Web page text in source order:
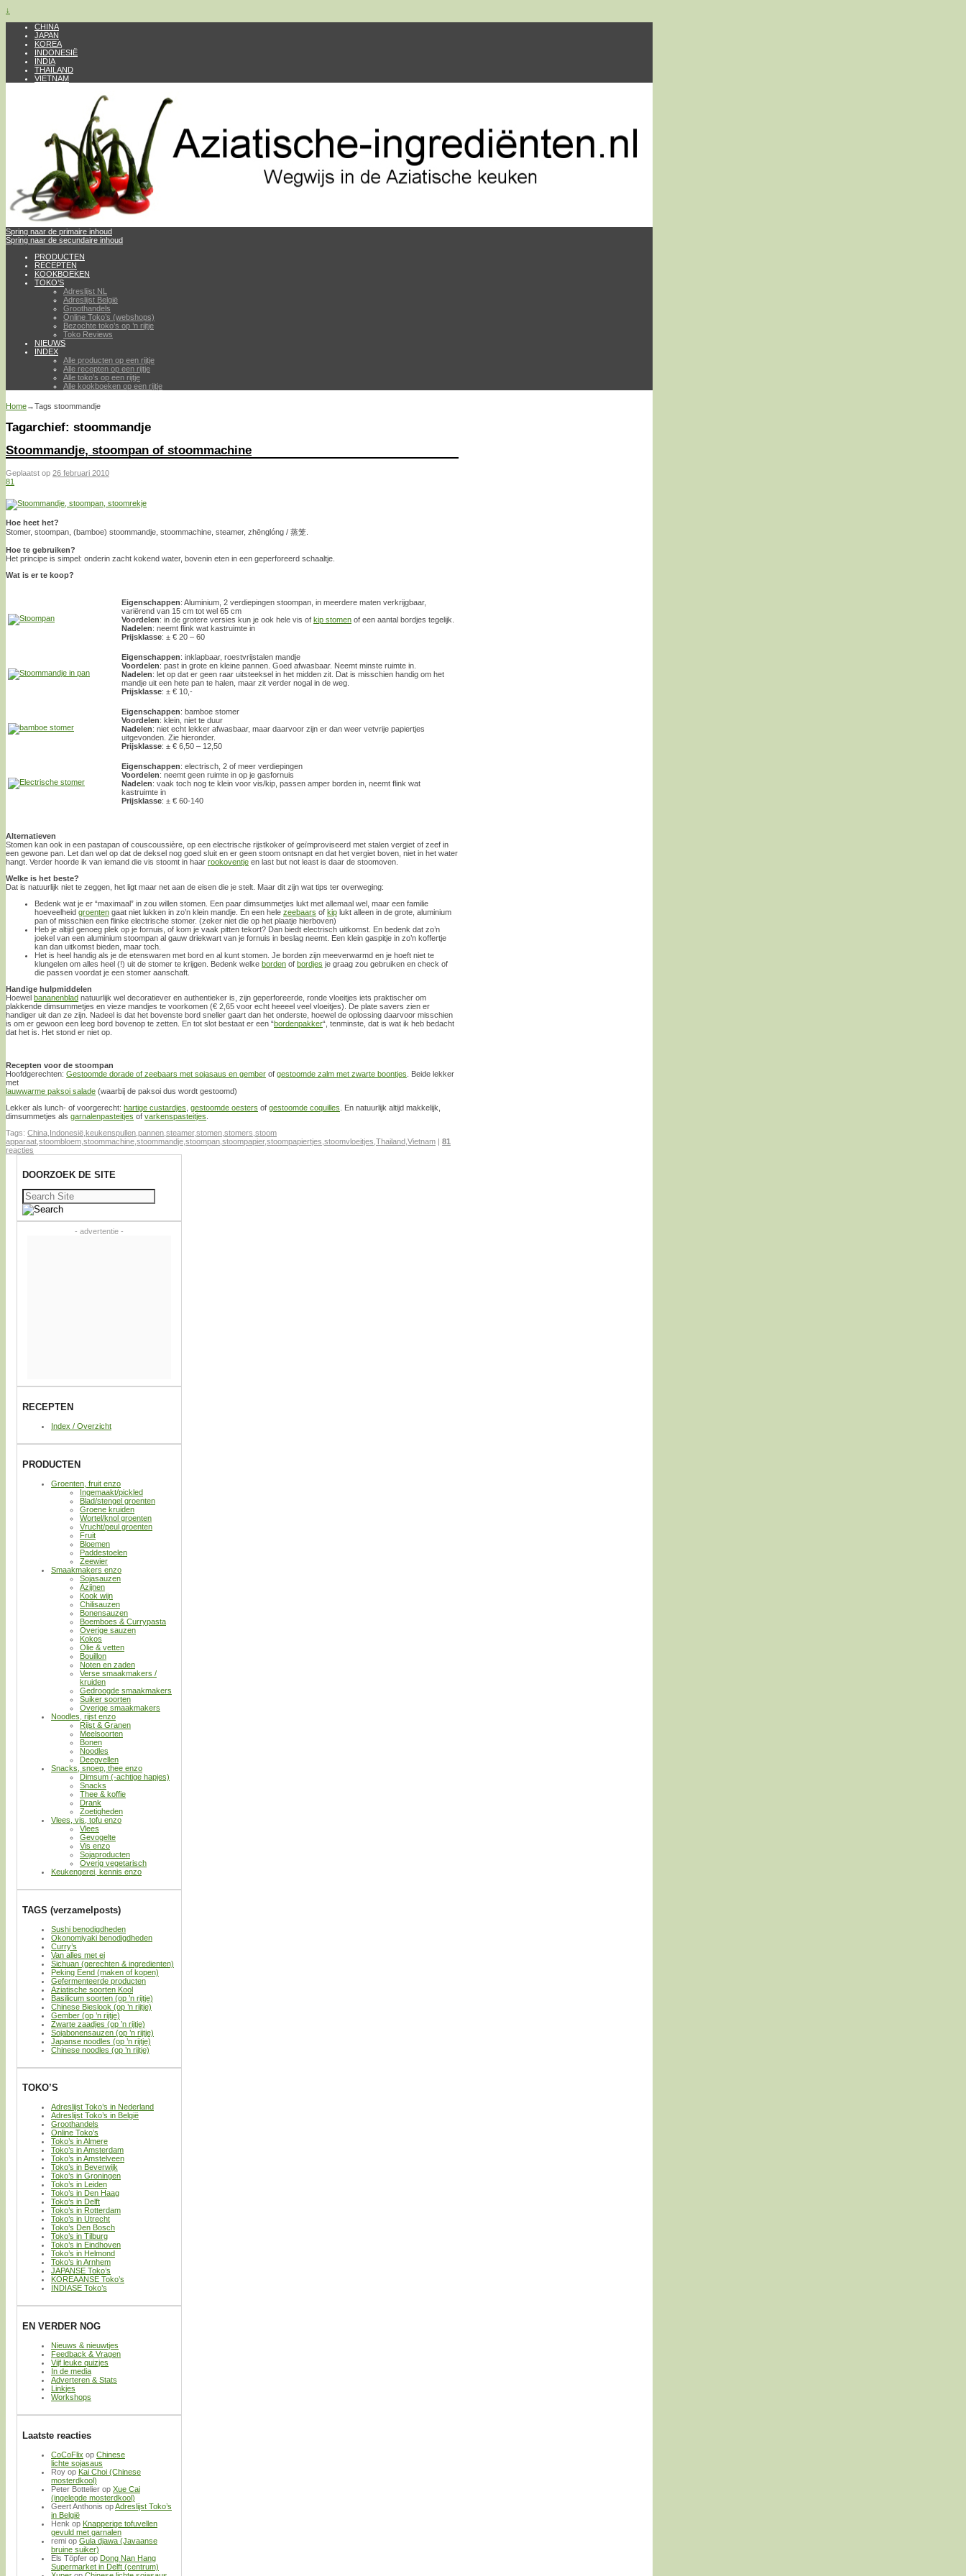
↓
CHINA
JAPAN
KOREA
INDONESIË
INDIA
THAILAND
VIETNAM
Spring naar de primaire inhoud
Spring naar de secundaire inhoud
PRODUCTEN
RECEPTEN
KOOKBOEKEN
TOKO’S
Adreslijst NL
Adreslijst België
Groothandels
Online Toko’s (webshops)
Bezochte toko’s op ’n rijtje
Toko Reviews
NIEUWS
INDEX
Alle producten op een rijtje
Alle recepten op een rijtje
Alle toko’s op een rijtje
Alle kookboeken op een rijtje
Home→Tags stoommandje
Tagarchief: stoommandje
Stoommandje, stoompan of stoommachine
Geplaatst op 26 februari 2010
81
Hoe heet het?
Stomer, stoompan, (bamboe) stoommandje, stoommachine, steamer, zhēnglóng / 蒸笼.
Hoe te gebruiken?
Het principe is simpel: onderin zacht kokend water, bovenin eten in een geperforeerd schaaltje.
Wat is er te koop?
Eigenschappen: Aluminium, 2 verdiepingen stoompan, in meerdere maten verkrijgbaar,
variërend van 15 cm tot wel 65 cm
Voordelen: in de grotere versies kun je ook hele vis of kip stomen of een aantal bordjes tegelijk.
Nadelen: neemt flink wat kastruimte in
Prijsklasse: ± € 20 – 60
Eigenschappen: inklapbaar, roestvrijstalen mandje
Voordelen: past in grote en kleine pannen. Goed afwasbaar. Neemt minste ruimte in.
Nadelen: let op dat er geen raar uitsteeksel in het midden zit. Dat is misschien handig om het
mandje uit een hete pan te halen, maar zit verder nogal in de weg.
Prijsklasse: ± € 10,-
Eigenschappen: bamboe stomer
Voordelen: klein, niet te duur
Nadelen: niet echt lekker afwasbaar, maar daarvoor zijn er dan weer vetvrije papiertjes
uitgevonden. Zie hieronder.
Prijsklasse: ± € 6,50 – 12,50
Eigenschappen: electrisch, 2 of meer verdiepingen
Voordelen: neemt geen ruimte in op je gasfornuis
Nadelen: vaak toch nog te klein voor vis/kip, passen amper borden in, neemt flink wat
kastruimte in
Prijsklasse: ± € 60-140
Alternatieven
Stomen kan ook in een pastapan of couscoussière, op een electrische rijstkoker of geïmproviseerd met stalen vergiet of zeef in
een gewone pan. Let dan wel op dat de deksel nog goed sluit en er geen stoom ontsnapt en dat het vergiet boven, niet in het water
hangt. Verder hoorde ik van iemand die vis stoomt in haar rookoventje en last but not least is daar de stoomoven.
Welke is het beste?
Dat is natuurlijk niet te zeggen, het ligt maar net aan de eisen die je stelt. Maar dit zijn wat tips ter overweging:
Bedenk wat je er “maximaal” in zou willen stomen. Een paar dimsummetjes lukt met allemaal wel, maar een familie
hoeveelheid groenten gaat niet lukken in zo’n klein mandje. En een hele zeebaars of kip lukt alleen in de grote, aluminium
pan of misschien een flinke electrische stomer. (zeker niet die op het plaatje hierboven)
Heb je altijd genoeg plek op je fornuis, of kom je vaak pitten tekort? Dan biedt electrisch uitkomst. En bedenk dat zo’n
joekel van een aluminium stoompan al gauw driekwart van je fornuis in beslag neemt. Een klein gaspitje in zo’n koffertje
kan dan uitkomst bieden, maar toch.
Het is heel handig als je de etenswaren met bord en al kunt stomen. Je borden zijn meeverwarmd en je hoeft niet te
klungelen om alles heel (!) uit de stomer te krijgen. Bedenk welke borden of bordjes je graag zou gebruiken en check of
die passen voordat je een stomer aanschaft.
Handige hulpmiddelen
Hoewel bananenblad natuurlijk wel decoratiever en authentieker is, zijn geperforeerde, ronde vloeitjes iets praktischer om
plakkende dimsummetjes en vieze mandjes te voorkomen (€ 2,65 voor echt heeeel veel vloeitjes). De plate savers zien er
handiger uit dan ze zijn. Nadeel is dat het bovenste bord sneller gaart dan het onderste, hoewel de oplossing daarvoor misschien
is om er gewoon een leeg bord bovenop te zetten. En tot slot bestaat er een “bordenpakker“, tenminste, dat is wat ik heb bedacht
dat het is. Het stond er niet op.
Recepten voor de stoompan
Hoofdgerechten: Gestoomde dorade of zeebaars met sojasaus en gember of gestoomde zalm met zwarte boontjes . Beide lekker
met
lauwwarme paksoi salade (waarbij de paksoi dus wordt gestoomd)
Lekker als lunch- of voorgerecht: hartige custardjes gestoomde oesters of gestoomde coquilles . En natuurlijk altijd makkelijk,
dimsummetjes als garnalenpasteitjes of varkenspasteitjes
Tags: China Indonesië keukenspullen pannen steamer,stomen stomers stoom
apparaat stoombloem stoommachine stoommandje stoompan stoompapier,stoompapiertjes stoomvloeitjes Thailand Vietnam | 81
reacties
DOORZOEK DE SITE
Zoeken
naar:
- advertentie -
RECEPTEN
Index / Overzicht
PRODUCTEN
Groenten, fruit enzo
Ingemaakt/pickled
Blad/stengel groenten
Groene kruiden
Wortel/knol groenten
Vrucht/peul groenten
Fruit
Bloemen
Paddestoelen
Zeewier
Smaakmakers enzo
Sojasauzen
Azijnen
Kook wijn
Chilisauzen
Bonensauzen
Boemboes & Currypasta
Overige sauzen
Kokos
Olie & vetten
Bouillon
Noten en zaden
Verse smaakmakers /
kruiden
Gedroogde smaakmakers
Suiker soorten
Overige smaakmakers
Noodles, rijst enzo
Rijst & Granen
Meelsoorten
Bonen
Noodles
Deegvellen
Snacks, snoep, thee enzo
Dimsum (-achtige hapjes)
Snacks
Thee & koffie
Drank
Zoetigheden
Vlees, vis, tofu enzo
Vlees
Gevogelte
Vis enzo
Sojaproducten
Overig vegetarisch
Keukengerei, kennis enzo
TAGS (verzamelposts)
Sushi benodigdheden
Okonomiyaki benodigdheden
Curry’s
Van alles met ei
Sichuan (gerechten & ingredienten)
Peking Eend (maken of kopen)
Gefermenteerde producten
Aziatische soorten Kool
Basilicum soorten (op ’n rijtje)
Chinese Bieslook (op ’n rijtje)
Gember (op ’n rijtje)
Zwarte zaadjes (op ’n rijtje)
Sojabonensauzen (op ’n rijtje)
Japanse noodles (op ’n rijtje)
Chinese noodles (op ’n rijtje)
TOKO’S
Adreslijst Toko’s in Nederland
Adreslijst Toko’s in België
Groothandels
Online Toko’s
Toko’s in Almere
Toko’s in Amsterdam
Toko’s in Amstelveen
Toko’s in Beverwijk
Toko’s in Groningen
Toko’s in Leiden
Toko’s in Den Haag
Toko’s in Delft
Toko’s in Rotterdam
Toko’s in Utrecht
Toko’s Den Bosch
Toko’s in Tilburg
Toko’s in Eindhoven
Toko’s in Helmond
Toko’s in Arnhem
JAPANSE Toko’s
KOREAANSE Toko’s
INDIASE Toko’s
EN VERDER NOG
Nieuws & nieuwtjes
Feedback & Vragen
Vijf leuke quizjes
In de media
Adverteren & Stats
Linkjes
Workshops
Laatste reacties
CoCoFlix op Chinese
lichte sojasaus
Roy op Kai Choi (Chinese
mosterdkool)
Peter Bottelier op Xue Cai
(ingelegde mosterdkool)
Geert Anthonis opAdreslijst Toko’s
in België
Henk op Knapperige tofuvellen
gevuld met garnalen
remi op Gula djawa (Javaanse
bruine suiker)
Els Töpfer op Dong Nan Hang
Supermarket in Delft (centrum)